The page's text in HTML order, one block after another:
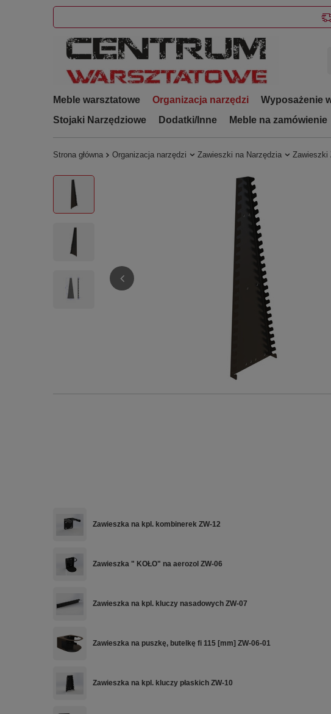
Meble warsztatowe Organizacja narzędzi Wyposażenie
Stojaki Narzędziowe
Dodatki/Inne Meble na zamówienie
Strona główna Organizacja narzędzi Zawieszki na Narzędzia Zawieszki
Zawieszka na kpl. kombinerek ZW-12
Zawieszka " KOŁO" na aerozol ZW-06
Zawieszka na kpl. kluczy nasadowych ZW-07
Zawieszka na puszkę, butelkę fi 115 [mm] ZW-06-01
Zawieszka na kpl. kluczy płaskich ZW-10